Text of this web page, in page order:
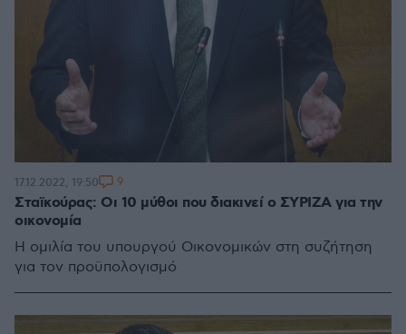
Σταϊκούρας: Οι 10 μύθοι που διακινεί ο ΣΥΡΙΖΑ για την
oικονομία
Η ομιλία του υπουργού Οικονομικών στη συζήτηση
για τον προϋπολογισμό
17.12.2022, 19:50 9